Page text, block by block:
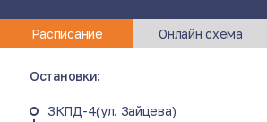
Расписание Онлайн схема
Остановки:
ЗКПД-4(ул. Зайцева)